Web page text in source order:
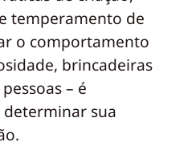
temperamento de
o comportamento
brincadeiras
– é
sua